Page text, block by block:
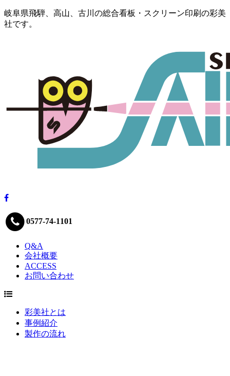
岐阜県飛騨、高山、古川の総合看板・スクリーン印刷の彩美
社です。
0577-74-1101
Q&A
会社概要
ACCESS
お問い合わせ
彩美社とは
事例紹介
製作の流れ